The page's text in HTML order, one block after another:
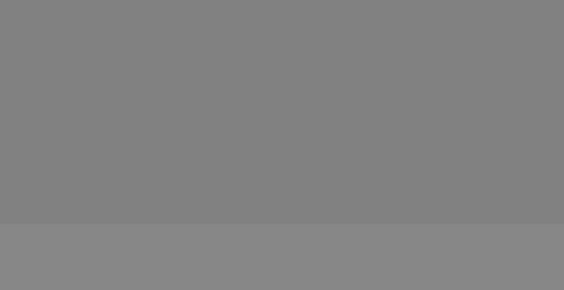
– ideal für den Erfahrungsaustausch und neue Impulse.